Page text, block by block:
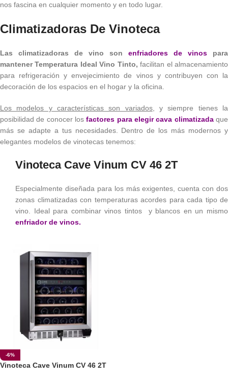
nos fascina en cualquier momento y en todo lugar.
Climatizadoras De Vinoteca
Las climatizadoras de vino son enfriadores de vinos para
mantener Temperatura Ideal Vino Tinto,facilitan el almacenamiento
para refrigeración y envejecimiento de vinos y contribuyen con la
decoración de los espacios en el hogar y la oficina.
Los modelos y características son variados, y siempre tienes la
posibilidad de conocer losfactores para elegir cava climatizadaque
más se adapte a tus necesidades. Dentro de los más modernos y
elegantes modelos de vinotecas tenemos:
Vinoteca Cave Vinum CV 46 2T
Especialmente diseñada para los más exigentes, cuenta con dos
zonas climatizadas con temperaturas acordes para cada tipo de
vino. Ideal para combinar vinos tintos y blancos en un mismo
enfriador de vinos.
-6%
Vinoteca Cave Vinum CV 46 2T